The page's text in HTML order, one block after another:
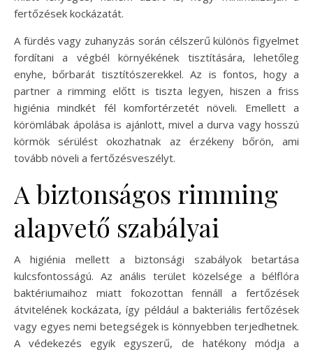
fertőzések kockázatát.
A fürdés vagy zuhanyzás során célszerű különös figyelmet
fordítani a végbél környékének tisztítására, lehetőleg
enyhe, bőrbarát tisztítószerekkel. Az is fontos, hogy a
partner a rimming előtt is tiszta legyen, hiszen a friss
higiénia mindkét fél komfortérzetét növeli. Emellett a
körömlábak ápolása is ajánlott, mivel a durva vagy hosszú
körmök sérülést okozhatnak az érzékeny bőrön, ami
tovább növeli a fertőzésveszélyt.
A biztonságos rimming
alapvető szabályai
A higiénia mellett a biztonsági szabályok betartása
kulcsfontosságú. Az anális terület közelsége a bélflóra
baktériumaihoz miatt fokozottan fennáll a fertőzések
átvitelének kockázata, így például a bakteriális fertőzések
vagy egyes nemi betegségek is könnyebben terjedhetnek.
A védekezés egyik egyszerű, de hatékony módja a